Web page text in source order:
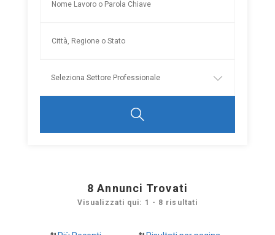
8 Annunci Trovati
Visualizzati qui: 1 - 8 risultati